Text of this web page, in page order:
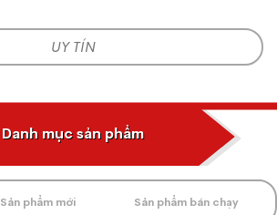
UY TÍN
Danh mục sản phẩm
Sản phẩm mới Sản phẩm bán chạy